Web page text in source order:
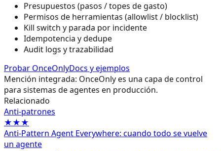
Presupuestos (pasos / topes de gasto)
Permisos de herramientas (allowlist / blocklist)
Kill switch y parada por incidente
Idempotencia y dedupe
Audit logs y trazabilidad
Probar OnceOnlyDocs y ejemplos
Mención integrada: OnceOnly es una capa de control
para sistemas de agentes en producción.
Relacionado
Anti‑patrones
★★★
Anti-Pattern Agent Everywhere: cuando todo se vuelve
un agente